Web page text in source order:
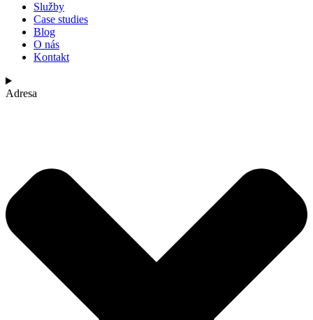
Služby
Case studies
Blog
O nás
Kontakt
Adresa